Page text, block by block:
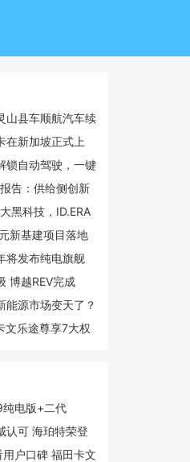
山县车顺航汽车续
在新加坡正式上
线领跑
锁自动驾驶，一键
告：供给侧创新
市场倍增，大疆
全球
黑科技，ID.ERA
剧本了
新基建项目落地
码湖北新能源布
将发布纯电旗舰
50万元价格带
博越REV完成
显硬核增程实力
能源市场变天了？
文乐途尊享7大权
电版+二代
“大杀器”
认可 海珀特荣登
角兽榜单
用户口碑 福田卡文